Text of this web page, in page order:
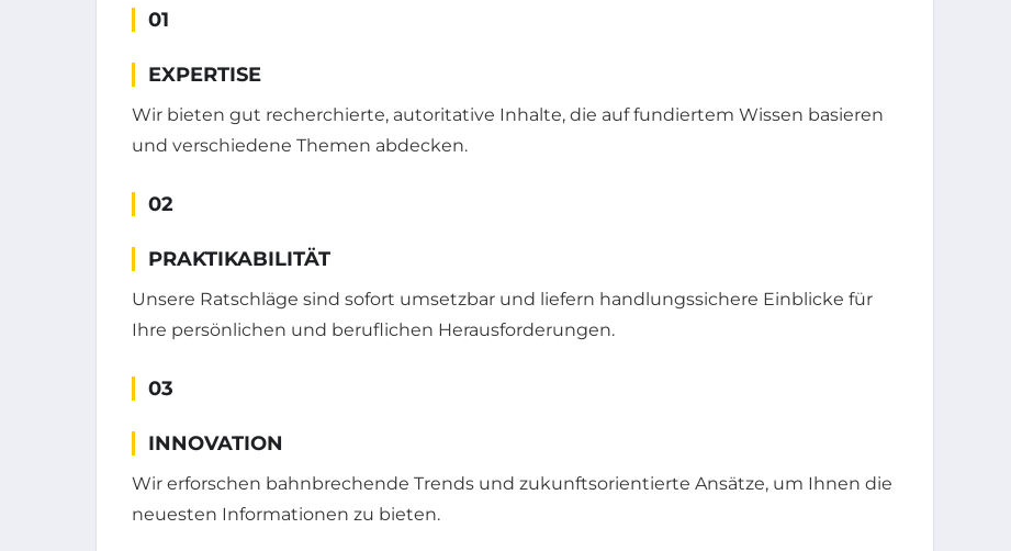
01
EXPERTISE
Wir bieten gut recherchierte, autoritative Inhalte, die auf fundiertem Wissen basieren
und verschiedene Themen abdecken.
02
PRAKTIKABILITÄT
Unsere Ratschläge sind sofort umsetzbar und liefern handlungssichere Einblicke für
Ihre persönlichen und beruflichen Herausforderungen.
03
INNOVATION
Wir erforschen bahnbrechende Trends und zukunftsorientierte Ansätze, um Ihnen die
neuesten Informationen zu bieten.